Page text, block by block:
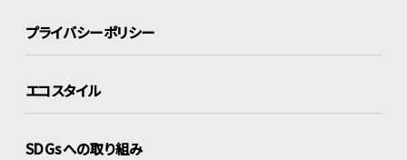
プライバシーポリシー
エコスタイル
SDGsへの取り組み